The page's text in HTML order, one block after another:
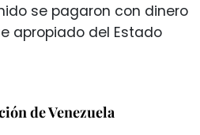
se pagaron con dinero
apropiado del Estado
de Venezuela